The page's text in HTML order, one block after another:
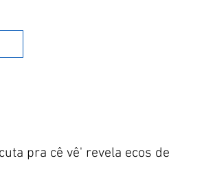
pra cê vê' revela ecos de